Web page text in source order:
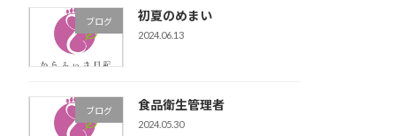
ブログ 初夏のめまい
2024.06.13
ブログ 食品衛生管理者
2024.05.30